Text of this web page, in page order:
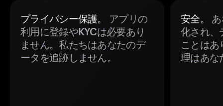
プライバシー保護。
アプリの
利用に登録やKYCは必要あり
ません。私たちはあなたのデ
ータを追跡しません。
安全。
化され、
ことはあ
理はあな